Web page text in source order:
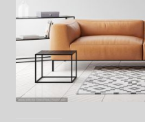
Tarot
Wabi sabi
Aukcja